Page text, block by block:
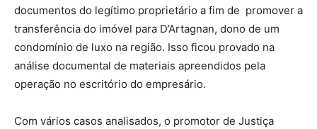
documentos do legítimo proprietário a fim de promover a
transferência do imóvel para D’Artagnan, dono de um
condomínio de luxo na região. Isso ficou provado na
análise documental de materiais apreendidos pela
operação no escritório do empresário.
Com vários casos analisados, o promotor de Justiça